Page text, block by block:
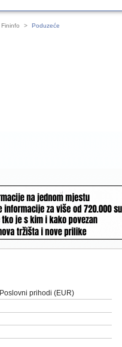
Fininfo > Poduzeće
Poslovni prihodi (EUR)